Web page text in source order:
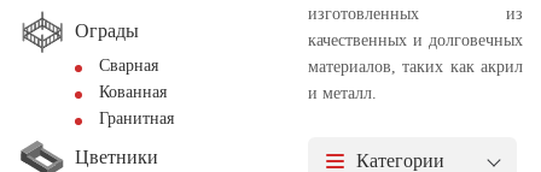
Ограды
Сварная
Кованная
Гранитная
Цветники
изготовленных из
качественных и долговечных
материалов, таких как акрил
и металл.
Категории